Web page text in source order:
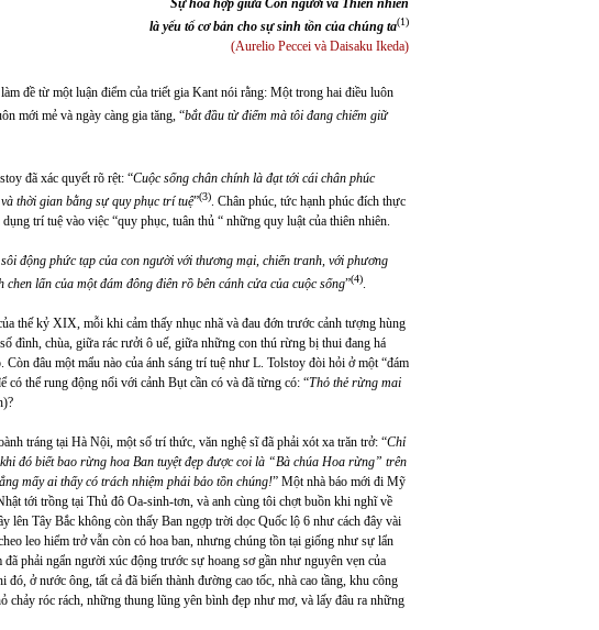
Sự hòa hợp giữa Con người và Thiên nhiên
là yếu tố cơ bản cho sự sinh tồn của chúng ta(1)
(Aurelio Peccei và Daisaku Ikeda)
đề từ một luận điểm của triết gia Kant nói rằng: Một trong hai điều luôn
mới mẻ và ngày càng gia tăng, “bắt đầu từ điểm mà tôi đang chiếm giữ
đã xác quyết rõ rệt: “Cuộc sống chân chính là đạt tới cái chân phúc
thời gian bằng sự quy phục trí tuệ”(3). Chân phúc, tức hạnh phúc đích thực
trí tuệ vào việc “quy phục, tuân thủ “ những quy luật của thiên nhiên.
động phức tạp của con người với thương mại, chiến tranh, với phương
lấn của một đám đông điên rồ bên cánh cửa của cuộc sống”(4).
thế kỷ XIX, mỗi khi cảm thấy nhục nhã và đau đớn trước cảnh tượng hùng
đình, chùa, giữa rác rưởi ô uế, giữa những con thú rừng bị thui đang há
đâu một mẩu nào của ánh sáng trí tuệ như L. Tolstoy đòi hỏi ở một “đám
có thể rung động nổi với cảnh Bụt cần có và đã từng có: “Thỏ thẻ rừng mai
tráng tại Hà Nội, một số trí thức, văn nghệ sĩ đã phải xót xa trăn trở: “Chỉ
đó biết bao rừng hoa Ban tuyệt đẹp được coi là “Bà chúa Hoa rừng” trên
mấy ai thấy có trách nhiệm phải bảo tồn chúng!” Một nhà báo mới đi Mỹ
tới trồng tại Thủ đô Oa-sinh-tơn, và anh cùng tôi chợt buồn khi nghĩ về
Tây Bắc không còn thấy Ban ngợp trời dọc Quốc lộ 6 như cách đây vài
leo hiểm trở vẫn còn có hoa ban, nhưng chúng tồn tại giống như sự lẩn
phải ngẩn người xúc động trước sự hoang sơ gần như nguyên vẹn của
ở nước ông, tất cả đã biến thành đường cao tốc, nhà cao tầng, khu công
chảy róc rách, những thung lũng yên bình đẹp như mơ, và lấy đâu ra những